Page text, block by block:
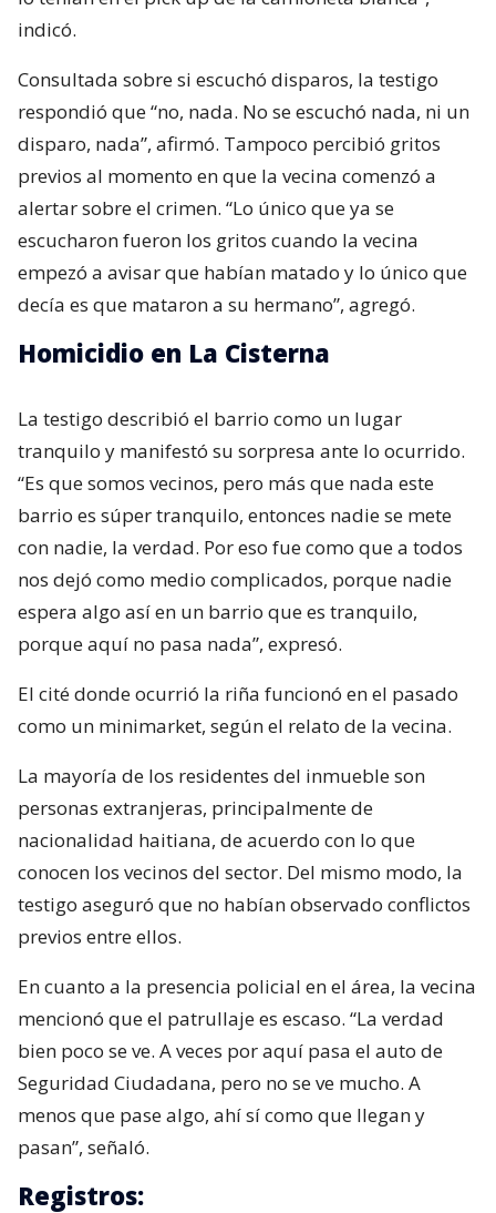
indicó.
Consultada sobre si escuchó disparos, la testigo
respondió que “no, nada. No se escuchó nada, ni un
disparo, nada”, afirmó. Tampoco percibió gritos
previos al momento en que la vecina comenzó a
alertar sobre el crimen. “Lo único que ya se
escucharon fueron los gritos cuando la vecina
empezó a avisar que habían matado y lo único que
decía es que mataron a su hermano”, agregó.
Homicidio en La Cisterna
La testigo describió el barrio como un lugar
tranquilo y manifestó su sorpresa ante lo ocurrido.
“Es que somos vecinos, pero más que nada este
barrio es súper tranquilo, entonces nadie se mete
con nadie, la verdad. Por eso fue como que a todos
nos dejó como medio complicados, porque nadie
espera algo así en un barrio que es tranquilo,
porque aquí no pasa nada”, expresó.
El cité donde ocurrió la riña funcionó en el pasado
como un minimarket, según el relato de la vecina.
La mayoría de los residentes del inmueble son
personas extranjeras, principalmente de
nacionalidad haitiana, de acuerdo con lo que
conocen los vecinos del sector. Del mismo modo, la
testigo aseguró que no habían observado conflictos
previos entre ellos.
En cuanto a la presencia policial en el área, la vecina
mencionó que el patrullaje es escaso. “La verdad
bien poco se ve. A veces por aquí pasa el auto de
Seguridad Ciudadana, pero no se ve mucho. A
menos que pase algo, ahí sí como que llegan y
pasan”, señaló.
Registros: